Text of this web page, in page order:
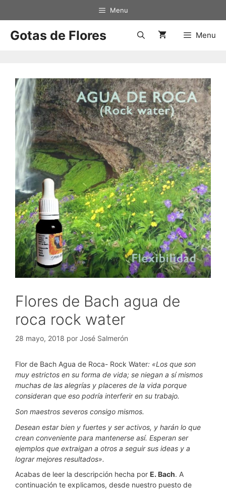
Menu
Gotas de Flores Menu
Flores de Bach agua de
roca rock water
28 mayo, 2018 por José Salmerón
Flor de Bach Agua de Roca- Rock Water: «Los que son
muy estrictos en su forma de vida; se niegan a sí mismos
muchas de las alegrías y placeres de la vida porque
consideran que eso podría interferir en su trabajo.
Son maestros severos consigo mismos.
Desean estar bien y fuertes y ser activos, y harán lo que
crean conveniente para mantenerse así. Esperan ser
ejemplos que extraigan a otros a seguir sus ideas y a
lograr mejores resultados».
Acabas de leer la descripción hecha por E. Bach. A
continuación te explicamos, desde nuestro puesto de